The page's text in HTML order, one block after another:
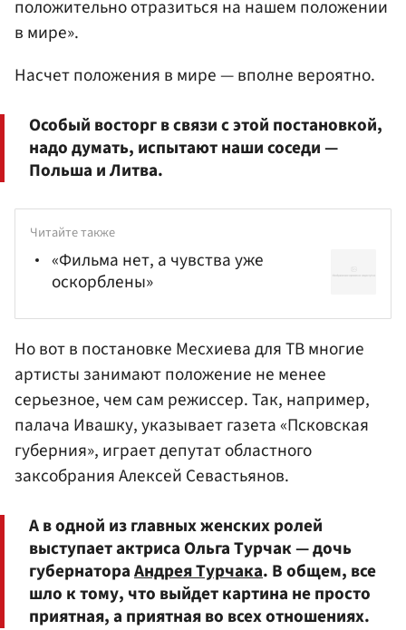
положительно отразиться на нашем положении
в мире».
Насчет положения в мире — вполне вероятно.
Особый восторг в связи с этой постановкой,
надо думать, испытают наши соседи —
Польша и Литва.
Читайте также
«Фильма нет, а чувства уже
оскорблены»
Но вот в постановке Месхиева для ТВ многие
артисты занимают положение не менее
серьезное, чем сам режиссер. Так, например,
палача Ивашку, указывает газета «Псковская
губерния», играет депутат областного
заксобранияАлексей Севастьянов.
А в одной из главных женских ролей
выступает актриса Ольга Турчак — дочь
губернатораАндрея Турчака. В общем, все
шло к тому, что выйдет картина не просто
приятная, а приятная во всех отношениях.